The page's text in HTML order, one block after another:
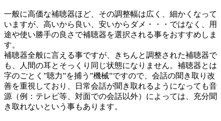
一般に高価な補聴器ほど、その調整幅は広く、細かくなって
いますが、高いから良い、安いからダメ・・・ではなく、用
途や使い勝手の良さで補聴器を選択される事をおすすめしま
す。
補聴器全般に言える事ですが、きちんと調整された補聴器で
も、人間の耳とそっくり同じ状態になりません。補聴器とは
字のごとく”聴力”を捕う”機械”ですので、会話の聞き取り改
善を重視しており、日常会話が聞き取れるようになっても音
源（例：テレビ等、対面での会話以外）によっては、充分聞
き取れないという事もあります。